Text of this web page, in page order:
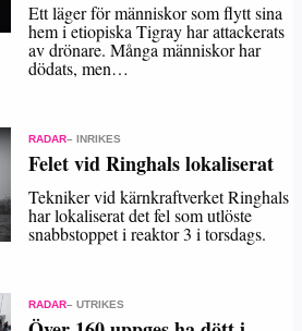
Ett läger för människor som flytt sina
hem i etiopiska Tigray har attackerats
av drönare. Många människor har
dödats, men…
RADAR– INRIKES
Felet vid Ringhals lokaliserat
Tekniker vid kärnkraftverket Ringhals
har lokaliserat det fel som utlöste
snabbstoppet i reaktor 3 i torsdags.
RADAR– UTRIKES